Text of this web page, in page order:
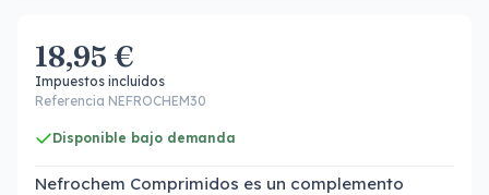
18,95 €
Impuestos incluidos
Referencia NEFROCHEM30
Disponible bajo demanda
Nefrochem Comprimidos es un complemento